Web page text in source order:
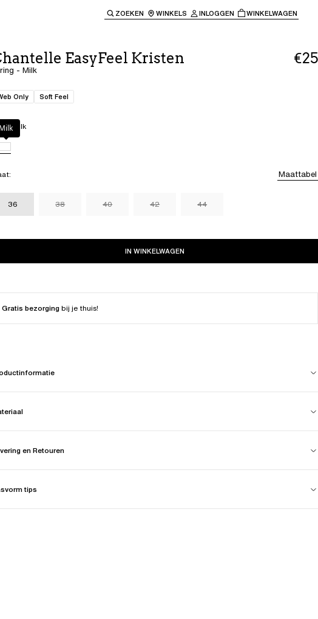
terug te keren naar de hoofdnavigatie.
ZOEKEN WINKELS INLOGGEN WINKELWAGEN
EasyFeel Kristen
- Milk
€25
Only Soft Feel
: Milk
Milk
: Maattabel
36 38 40 42 44
IN WINKELWAGEN
Gratis bezorgingbij je thuis!
en Retouren
tips